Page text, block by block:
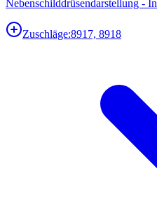
Nebenschilddrüsendarstellung -
Zuschläge:8917, 8918